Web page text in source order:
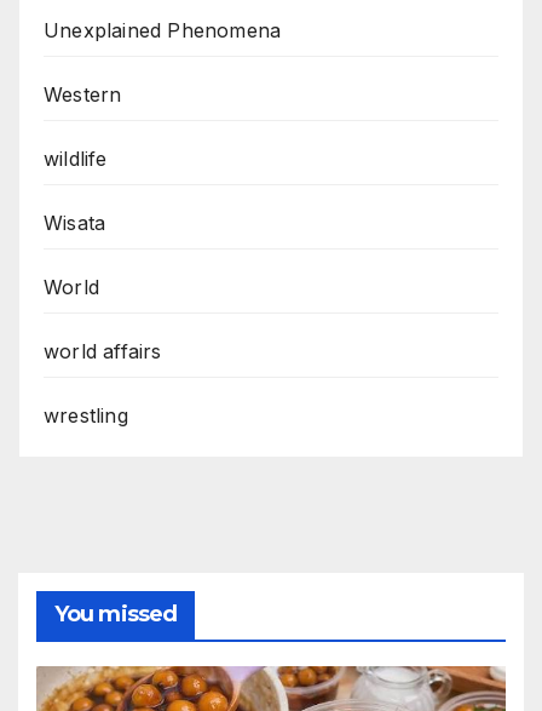
Unexplained Phenomena
Western
wildlife
Wisata
World
world affairs
wrestling
You missed